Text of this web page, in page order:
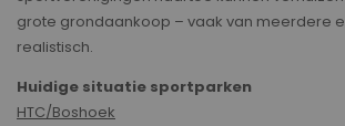
grote grondaankoop – vaak van meerdere
realistisch.
Huidige situatie sportparken
HTC/Boshoek